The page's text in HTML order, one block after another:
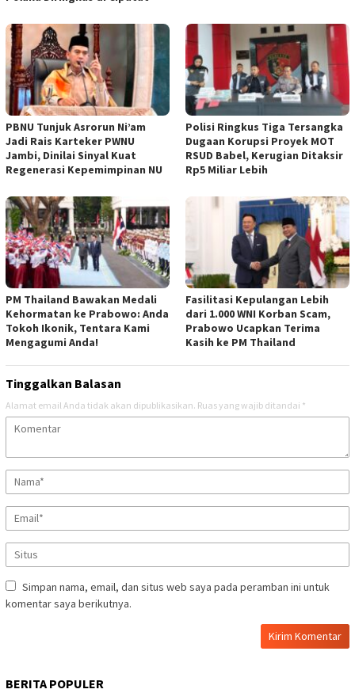
PBNU Tunjuk Asrorun Ni’am
Jadi Rais Karteker PWNU
Jambi, Dinilai Sinyal Kuat
Regenerasi Kepemimpinan NU
Polisi Ringkus Tiga Tersangka
Dugaan Korupsi Proyek MOT
RSUD Babel, Kerugian Ditaksir
Rp5 Miliar Lebih
PM Thailand Bawakan Medali
Kehormatan ke Prabowo: Anda
Tokoh Ikonik, Tentara Kami
Mengagumi Anda!
Fasilitasi Kepulangan Lebih
dari 1.000 WNI Korban Scam,
Prabowo Ucapkan Terima
Kasih ke PM Thailand
Tinggalkan Balasan
Alamat email Anda tidak akan dipublikasikan. Ruas yang wajib ditandai *
Simpan nama, email, dan situs web saya pada peramban ini untuk
komentar saya berikutnya.
BERITA POPULER